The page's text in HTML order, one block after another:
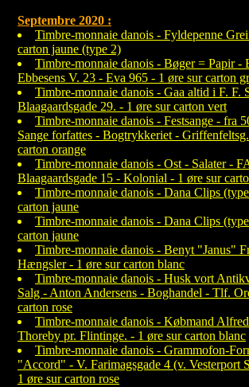
Septembre 2020 :
Timbre-monnaie danois - Fyldepenne
carton jaune (type 2)
Timbre-monnaie danois - Bøger = Papir -
Ebbesens V. 23 - Eva 965 - 1 øre sur carton
Timbre-monnaie danois - Gaa altid i F. F.
Blaagaardsgade 29. - 1 øre sur carton vert
Timbre-monnaie danois - Festsange - fra
Sange forfattes - Bogtrykkeriet -
carton orange
Timbre-monnaie danois - Ost - Salater -
Blaagaardsgade 15 - Kolonial - 1 øre sur
Timbre-monnaie danois - Dana Clips
carton jaune
Timbre-monnaie danois - Dana Clips
carton jaune
Timbre-monnaie danois - Benyt "Janus"
Hængsler - 1 øre sur carton blanc
Timbre-monnaie danois - Husk vort
Salg - Anton Andersens - Boghandel - Tlf.
carton rose
Timbre-monnaie danois - Købmand
Thoreby pr. Flintinge. - 1 øre sur carton blanc
Timbre-monnaie danois - Grammofon-
"Accord" - V. Farimagsgade 4 (v. Vesterport
1 øre sur carton rose